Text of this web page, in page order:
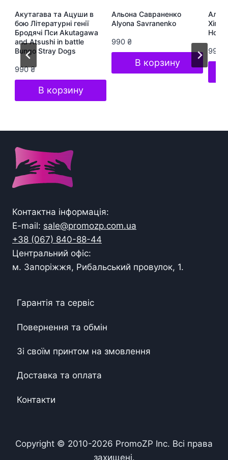
Акутагава та Ацуши в
бою Літературні генії
Бродячі Пси Akutagawa
and Atsushi in battle
Bungo Stray Dogs
990₴
В корзину
Альона Савраненко
Alyona Savranenko
990 ₴
В корзину
Хіп-
Hop
990
Контактна інформація:
E-mail: sale@promozp.com.ua
+38 (067) 840-88-44
Центральний офіс:
м. Запоріжжя, Рибальський провулок, 1.
Гарантія та сервіс
Повернення та обмін
Зі своїм принтом на змовлення
Доставка та оплата
Контакти
Copyright © 2010-2026 PromoZP Inc. Всі права
захищені.